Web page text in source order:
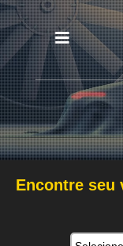
Encontre seu